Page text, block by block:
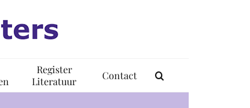
Register
Literatuur
Contact